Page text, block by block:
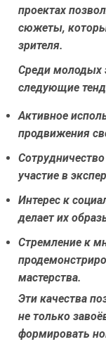
проектах
сюжеты,
зрителя.
Среди молодых
следующие
Активное
продвижения
участие в
Интерес к
делает их
Стремление к
мастерства.
Эти качества
не только
формировать